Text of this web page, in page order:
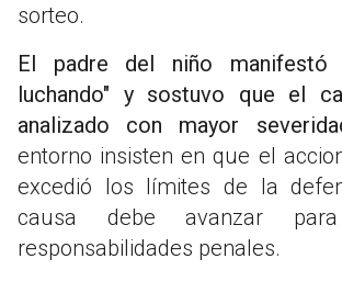
sorteo.
El padre del niño manifestó
luchando" y sostuvo que el
analizado con mayor
entorno insisten en que el
excedió los límites de la
causa debe avanzar para
responsabilidades penales.